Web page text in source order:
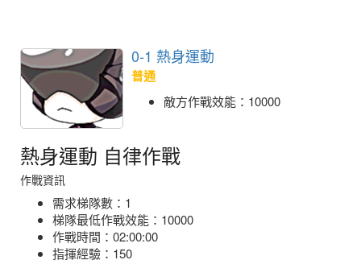
0-1 熱身運動
普通
敵方作戰效能：10000
熱身運動 自律作戰
作戰資訊
需求梯隊數：1
梯隊最低作戰效能：10000
作戰時間：02:00:00
指揮經驗：150